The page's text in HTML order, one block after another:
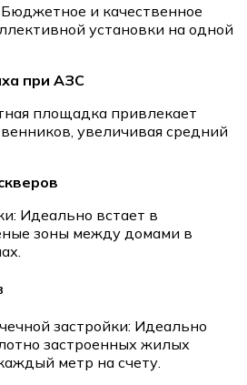
и качественное
установки на одной
при АЗС
площадка привлекает
увеличивая средний
Идеально встает в
зоны между домами в
застройки: Идеально
застроенных жилых
метр на счету.